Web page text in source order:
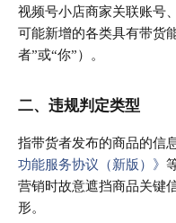
视频号小店商家关联账号
可能新增的各类具有带货
者”或“你”）。
二、 违规判定类型
指带货者发布的商品的信
功能服务协议（新版）》
营销时故意遮挡商品关键
形。